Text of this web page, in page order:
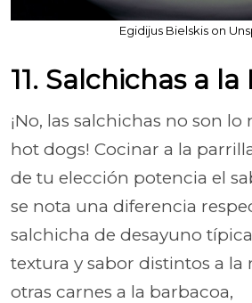
Egidijus Bielskis on
11. Salchichas a
¡No, las salchichas no son
hot dogs! Cocinar a la
de tu elección potencia el
se nota una diferencia
salchicha de desayuno
textura y sabor distintos a la
otras carnes a la barbacoa,